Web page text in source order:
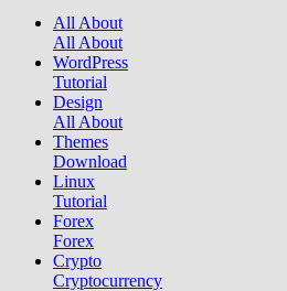
All About
All About
WordPress
Tutorial
Design
All About
Themes
Download
Linux
Tutorial
Forex
Forex
Crypto
Cryptocurrency